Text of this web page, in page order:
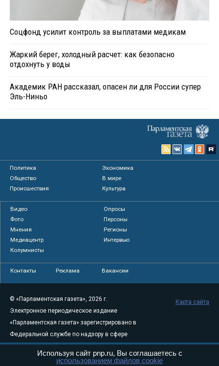
Соцфонд усилит контроль за выплатами медикам
Жаркий берег, холодный расчет: как безопасно
отдохнуть у воды
Академик РАН рассказал, опасен ли для России супер
Эль-Ниньо
Политика
Экономика
Общество
В мире
Происшествия
Культура
Видео
Опросы
Фото
Персоны
Мнения
Регионы
Медиацентр
Интервью
Колумнисты
Контакты Реклама Вакансии
© «Парламентская газета», 2026 г.
Электронное периодическое издание
«Парламентская газета» зарегистрировано в
Федеральной службе по надзору в сфере
связи, информационных технологий и
массовых коммуникаций (Роскомнадзор) 05
Карта сайта
Используя сайт pnp.ru, Вы соглашаетесь с
использованием файлов cookie